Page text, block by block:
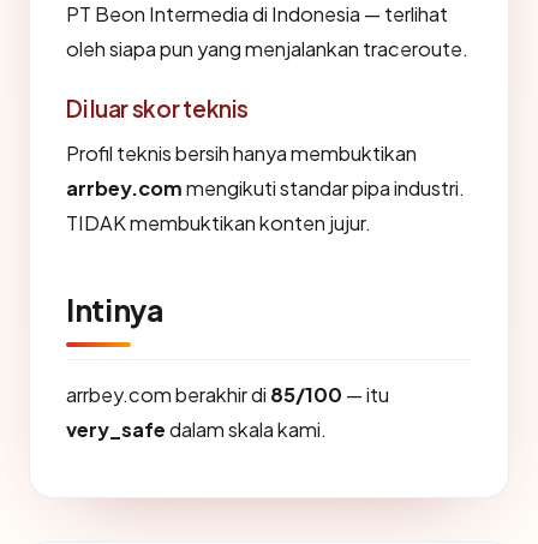
PT Beon Intermedia di Indonesia — terlihat
oleh siapa pun yang menjalankan traceroute.
Di luar skor teknis
Profil teknis bersih hanya membuktikan
arrbey.commengikuti standar pipa industri.
TIDAK membuktikan konten jujur.
Intinya
arrbey.com berakhir di 85/100 — itu
very_safedalam skala kami.